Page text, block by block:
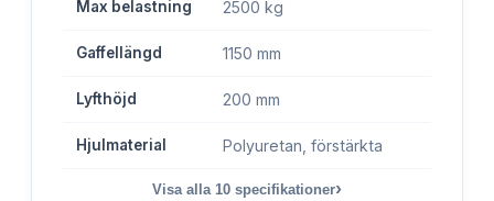
Max belastning 2500 kg
Gaffellängd 1150 mm
Lyfthöjd 200 mm
Hjulmaterial Polyuretan, förstärkta
Visa alla 10 specifikationer›